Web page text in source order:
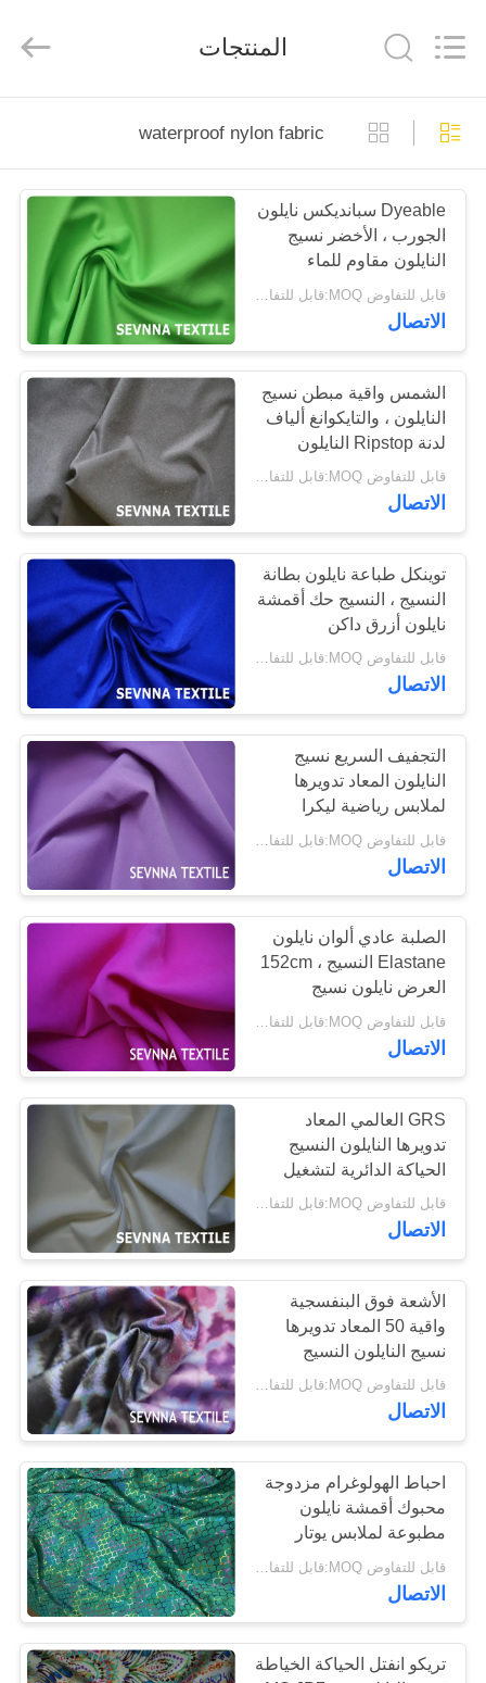
منزل،
بيت
منتجات
عرض
الواقع
الافتراضي
معلومات
جولة
في
المعمل
مراقبة
الجودة
اتصل
أخبار
حالات
خريطة
الموقع
PRIVACY
POLICY
TEXTILE.
المنتجات
waterproof nylon fabric
Dyeable سبانديكس نايلون
الجورب ، الأخضر نسيج
النايلون مقاوم للماء
قابل للتفاوض MOQ:قابل للتفاوض
الاتصال
الشمس واقية مبطن نسيج
النايلون ، والتايكوانغ ألياف
لدنة Ripstop النايلون
قابل للتفاوض MOQ:قابل للتفاوض
الاتصال
توينكل طباعة نايلون بطانة
النسيج ، النسيج حك أقمشة
نايلون أزرق داكن
قابل للتفاوض MOQ:قابل للتفاوض
الاتصال
التجفيف السريع نسيج
النايلون المعاد تدويرها
لملابس رياضية ليكرا
الملابس
الاتصال
الصلبة عادي ألوان نايلون
Elastane النسيج ، 152cm
العرض نايلون نسيج
للحقائب
قابل للتفاوض MOQ:قابل للتفاوض
الاتصال
GRS العالمي المعاد
تدويرها النايلون النسيج
الحياكة الدائرية لتشغيل
حمالات الصدر والعتاد
قابل للتفاوض MOQ:قابل للتفاوض
الاتصال
الأشعة فوق البنفسجية
واقية 50 المعاد تدويرها
نسيج النايلون النسيج
الطباعة حسب الطلب
الصلبة
قابل للتفاوض MOQ:قابل للتفاوض
الاتصال
احباط الهولوغرام مزدوجة
محبوك أقمشة نايلون
مطبوعة لملابس يوتار
الاتصال
تريكو انفتل الحياكة الخياطة